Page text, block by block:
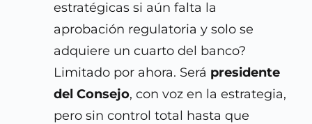
estratégicas si aún falta la
aprobación regulatoria y solo se
adquiere un cuarto del banco?
Limitado por ahora. Será presidente
del Consejo, con voz en la estrategia,
pero sin control total hasta que